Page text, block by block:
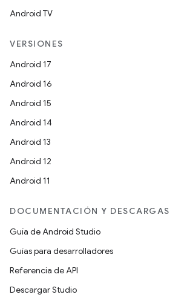
Android TV
VERSIONES
Android 17
Android 16
Android 15
Android 14
Android 13
Android 12
Android 11
DOCUMENTACIÓN Y DESCARGAS
Guía de Android Studio
Guías para desarrolladores
Referencia de API
Descargar Studio